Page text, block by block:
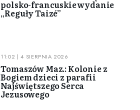
polsko-francuskie wydanie
„Reguły Taizé”
11:02 | 4 SIERPNIA 2026
Tomaszów Maz.: Kolonie z
Bogiem dzieci z parafii
Najświętszego Serca
Jezusowego